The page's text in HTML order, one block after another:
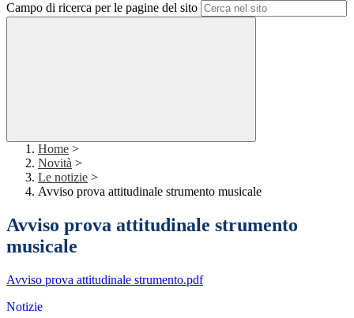
Campo di ricerca per le pagine del sito
Home >
Novità >
Le notizie >
Avviso prova attitudinale strumento musicale
Avviso prova attitudinale strumento
musicale
Avviso prova attitudinale strumento.pdf
Notizie